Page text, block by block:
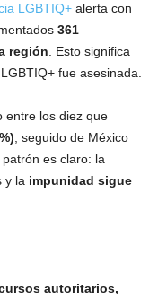
LGBTIQ+ alerta con
361
región . Esto significa
fue asesinada.
entre los diez que
, seguido de México
es claro: la
y la impunidad sigue
autoritarios,